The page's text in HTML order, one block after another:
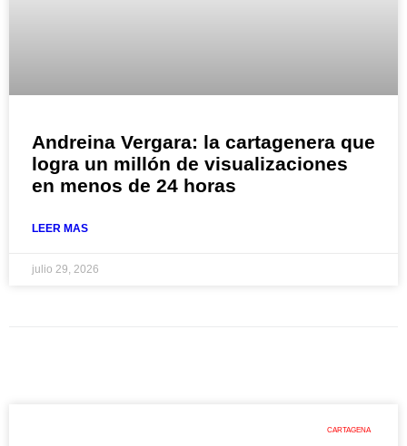
Andreina Vergara: la cartagenera que
logra un millón de visualizaciones
en menos de 24 horas
LEER MAS
julio 29, 2026
CARTAGENA